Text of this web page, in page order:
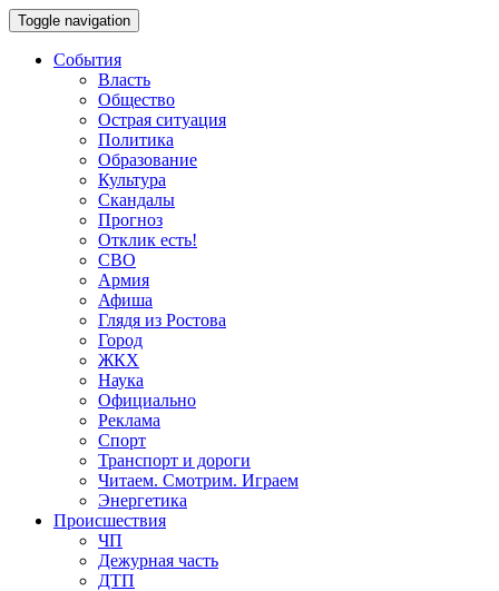
Toggle navigation
События
Власть
Общество
Острая ситуация
Политика
Образование
Культура
Скандалы
Прогноз
Отклик есть!
СВО
Армия
Афиша
Глядя из Ростова
Город
ЖКХ
Наука
Официально
Реклама
Спорт
Транспорт и дороги
Читаем. Смотрим. Играем
Энергетика
Происшествия
ЧП
Дежурная часть
ДТП